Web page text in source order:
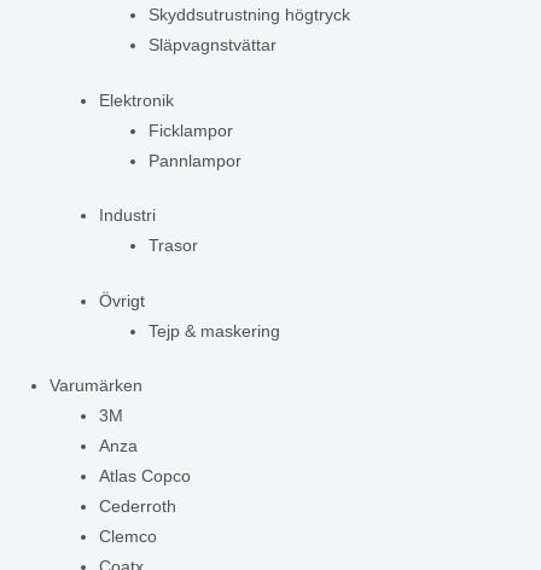
Skyddsutrustning högtryck
Släpvagnstvättar
Elektronik
Ficklampor
Pannlampor
Industri
Trasor
Övrigt
Tejp & maskering
Varumärken
3M
Anza
Atlas Copco
Cederroth
Clemco